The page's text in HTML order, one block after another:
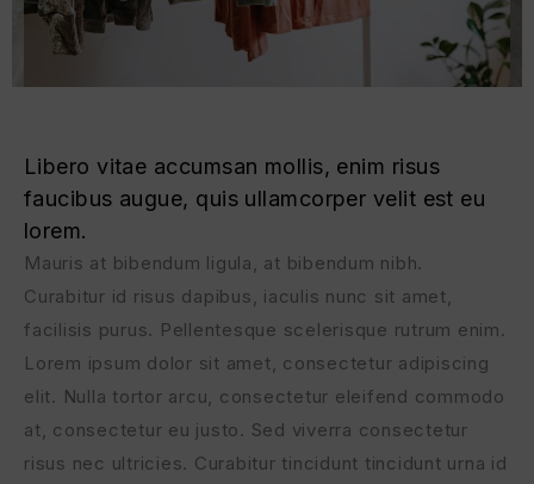
Libero vitae accumsan mollis, enim risus
faucibus augue, quis ullamcorper velit est eu
lorem.
Mauris at bibendum ligula, at bibendum nibh.
Curabitur id risus dapibus, iaculis nunc sit amet,
facilisis purus. Pellentesque scelerisque rutrum enim.
Lorem ipsum dolor sit amet, consectetur adipiscing
elit. Nulla tortor arcu, consectetur eleifend commodo
at, consectetur eu justo. Sed viverra consectetur
risus nec ultricies. Curabitur tincidunt tincidunt urna id